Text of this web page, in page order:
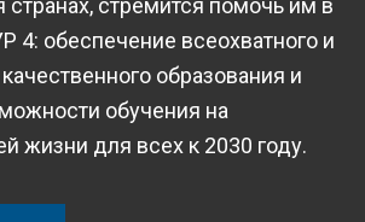
стремится помочь им в
4: обеспечение всеохватного и
образования и
обучения на
жизни для всех к 2030 году.